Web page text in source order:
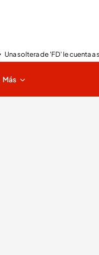
Una soltera de 'FD' le cuenta
Más